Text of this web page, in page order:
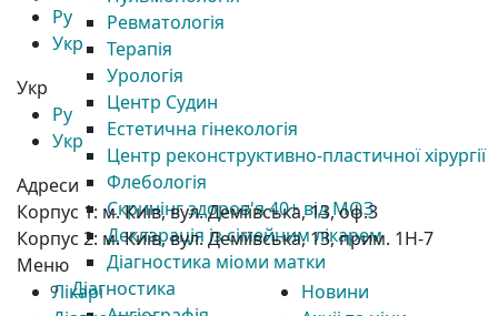
Ревматологія
Терапія
Урологія
Центр Судин
Естетична гінекологія
Центр реконструктивно-пластичної хірургії
Флебологія
Скринінг здоров'я 40+ від МОЗ
Декларація із сімейним лікарем
Діагностика міоми матки
Діагностика
Ру
Укр
Укр
Ру
Укр
Адреси
Корпус 1: м. Київ, вул. Деміївська, 13, оф.3
Корпус 2: м. Київ, вул. Деміївська, 13, прим. 1Н-7
Меню
Лікарі
Новини